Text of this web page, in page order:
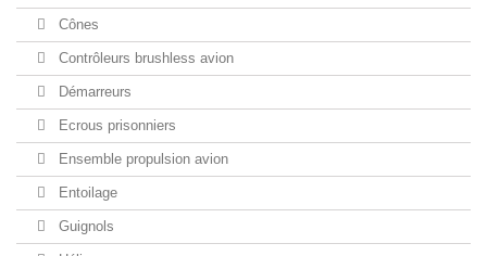
Cônes
Contrôleurs brushless avion
Démarreurs
Ecrous prisonniers
Ensemble propulsion avion
Entoilage
Guignols